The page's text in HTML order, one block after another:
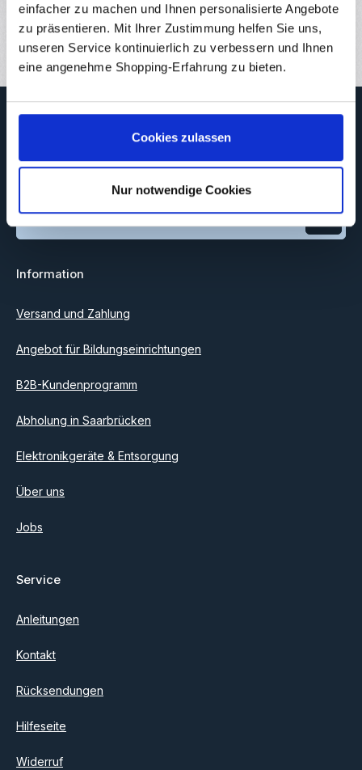
einfacher zu machen und Ihnen personalisierte Angebote
zu präsentieren. Mit Ihrer Zustimmung helfen Sie uns,
unseren Service kontinuierlich zu verbessern und Ihnen
eine angenehme Shopping-Erfahrung zu bieten.
Cookies zulassen
Nur notwendige Cookies
Bewertungen
Abonnieren Sie jetzt unseren regelmäßig erscheinenden
Newsletter, um rechtzeitig über neue Produkte und Angebote
informiert zu werden.
Ich habe dieDatenschutzbestimmungen
einverstanden.
Information
Versand und Zahlung
Angebot für Bildungseinrichtungen
B2B-Kundenprogramm
Abholung in Saarbrücken
Elektronikgeräte & Entsorgung
Über uns
Jobs
Service
Anleitungen
Kontakt
Rücksendungen
Hilfeseite
Widerruf